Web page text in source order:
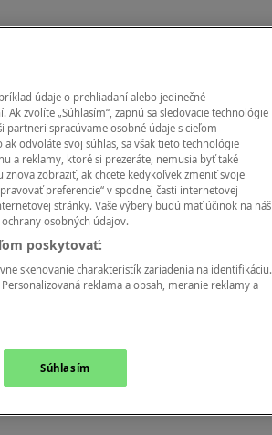
(VTIP DŇA)
údaje o prehliadaní alebo jedinečné
zvolíte „Súhlasím“, zapnú sa sledovacie technológie
partneri spracúvame osobné údaje s cieľom
odvoláte svoj súhlas, sa však tieto technológie
a reklamy, ktoré si prezeráte, nemusia byť také
zobraziť, ak chcete kedykoľvek zmeniť svoje
preferencie“ v spodnej časti internetovej
stránky. Vaše výbery budú mať účinok na náš
osobných údajov.
poskytovať:
skenovanie charakteristík zariadenia na identifikáciu.
reklama a obsah, meranie reklamy a
Súhlasím